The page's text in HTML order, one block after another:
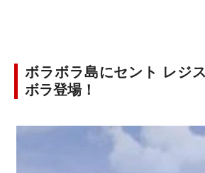
ボラボラ島にセント レジ
ボラ登場！